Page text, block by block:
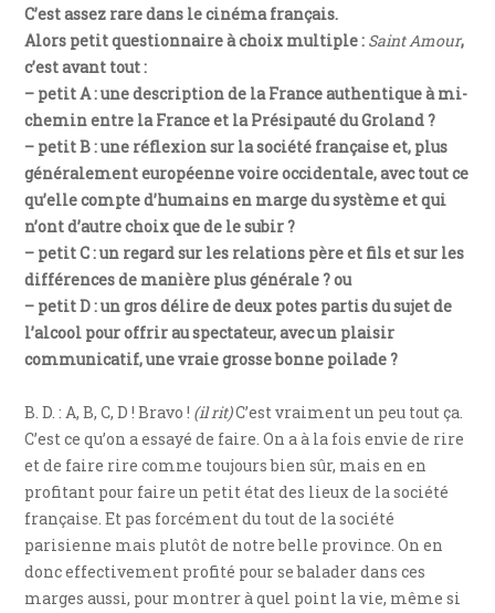
C’est assez rare dans le cinéma français.
Alors petit questionnaire à choix multiple : Saint Amour,
c’est avant tout :
– petit A : une description de la France authentique à mi-
chemin entre la France et la Présipauté du Groland ?
– petit B : une réflexion sur la société française et, plus
généralement européenne voire occidentale, avec tout ce
qu’elle compte d’humains en marge du système et qui
n’ont d’autre choix que de le subir ?
– petit C : un regard sur les relations père et fils et sur les
différences de manière plus générale ? ou
– petit D : un gros délire de deux potes partis du sujet de
l’alcool pour offrir au spectateur, avec un plaisir
communicatif, une vraie grosse bonne poilade ?
B. D. : A, B, C, D ! Bravo ! (il rit)C’est vraiment un peu tout ça.
C’est ce qu’on a essayé de faire. On a à la fois envie de rire
et de faire rire comme toujours bien sûr, mais en en
profitant pour faire un petit état des lieux de la société
française. Et pas forcément du tout de la société
parisienne mais plutôt de notre belle province. On en
donc effectivement profité pour se balader dans ces
marges aussi, pour montrer à quel point la vie, même si